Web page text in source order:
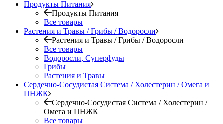
Продукты Питания
Продукты Питания
Все товары
Растения и Травы / Грибы / Водоросли
Растения и Травы / Грибы / Водоросли
Все товары
Водоросли, Суперфуды
Грибы
Растения и Травы
Сердечно-Сосудистая Система / Холестерин / Омега и
ПНЖК
Сердечно-Сосудистая Система / Холестерин /
Омега и ПНЖК
Все товары